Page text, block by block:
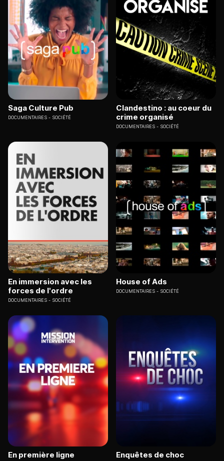
Saga Culture Pub
DOCUMENTAIRES SOCIÉTÉ
Clandestino : au coeur du
crime organisé
DOCUMENTAIRES SOCIÉTÉ
En immersion avec les
forces de l'ordre
DOCUMENTAIRES SOCIÉTÉ
House of Ads
DOCUMENTAIRES SOCIÉTÉ
En première ligne Enquêtes de choc